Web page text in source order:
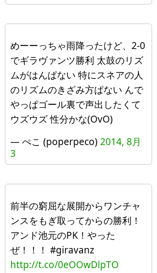
めーーっちゃ雨降ったけど、2-0
でギラヴァンツ勝利 太鼓のリズ
ムがはんぱない 特にスネアの人
のリズムのきざみ方ぱない んで
やっぱゴール裏で声出したくて
ウズウズ 性分かな(OvO)
— ぺこ (poperpeco) 2014, 8月
3
前半の窮屈な展開からワンチャ
ンスをもぎ取ってからの勝利！
アンド池元のPK！やった
ぜ！！！ #giravanz
http://t.co/0eOOwDlpTO